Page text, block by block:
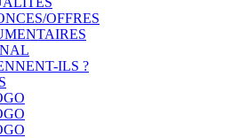
OFFRES
ILS ?